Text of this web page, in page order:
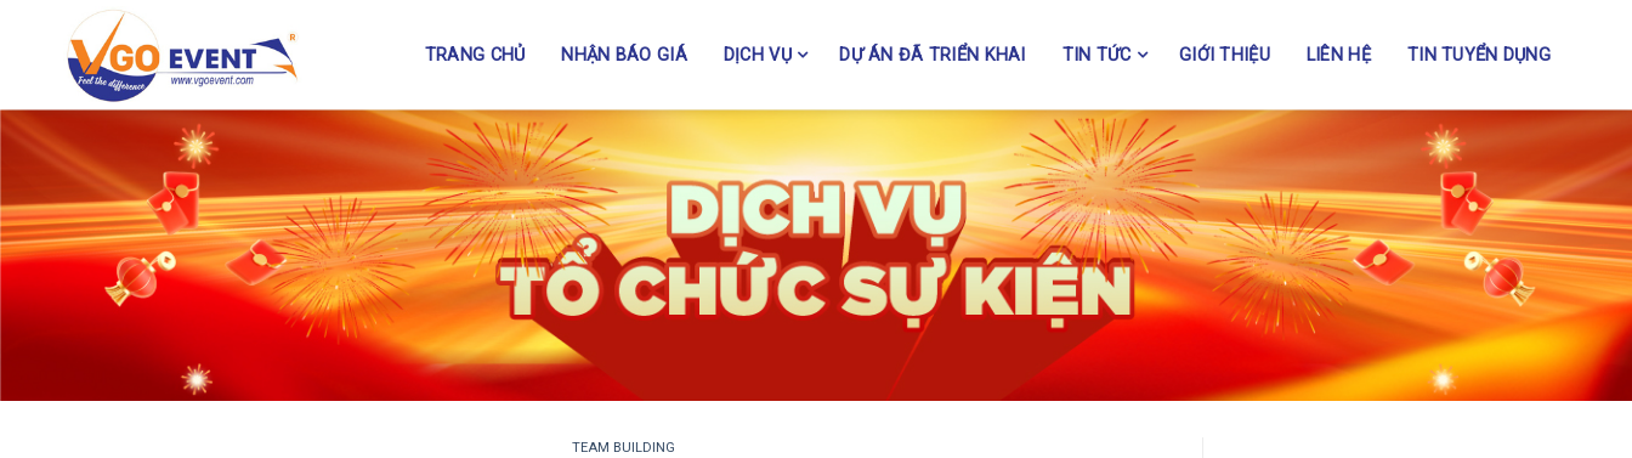
TRANG CHỦ NHẬN BÁO GIÁ DỊCH VỤ DỰ ÁN ĐÃ TRIỂN KHAI TIN TỨC GIỚI THIỆU LIÊN HỆ TIN TUYỂN DỤNG
TEAM BUILDING